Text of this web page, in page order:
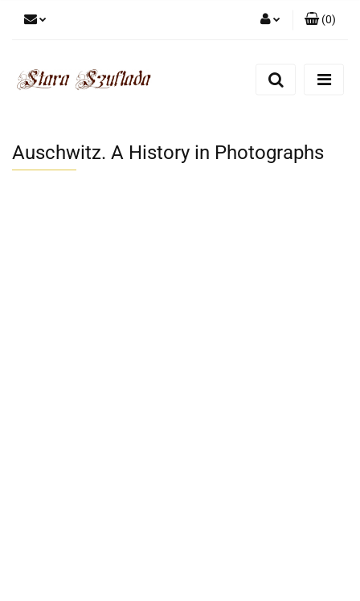
Zarejestruj się
(0)
Auschwitz. A History in Photographs